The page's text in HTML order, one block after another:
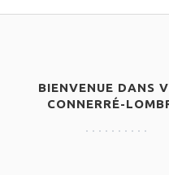
BIENVENUE DANS
CONNERRÉ-